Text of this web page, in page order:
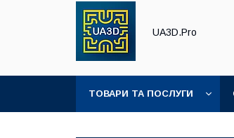
UA3D.Pro
ТОВАРИ ТА ПОСЛУГИ